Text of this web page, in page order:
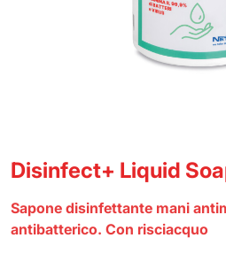
Disinfect+ Liquid
Sapone disinfettante mani
antibatterico. Con risciacquo